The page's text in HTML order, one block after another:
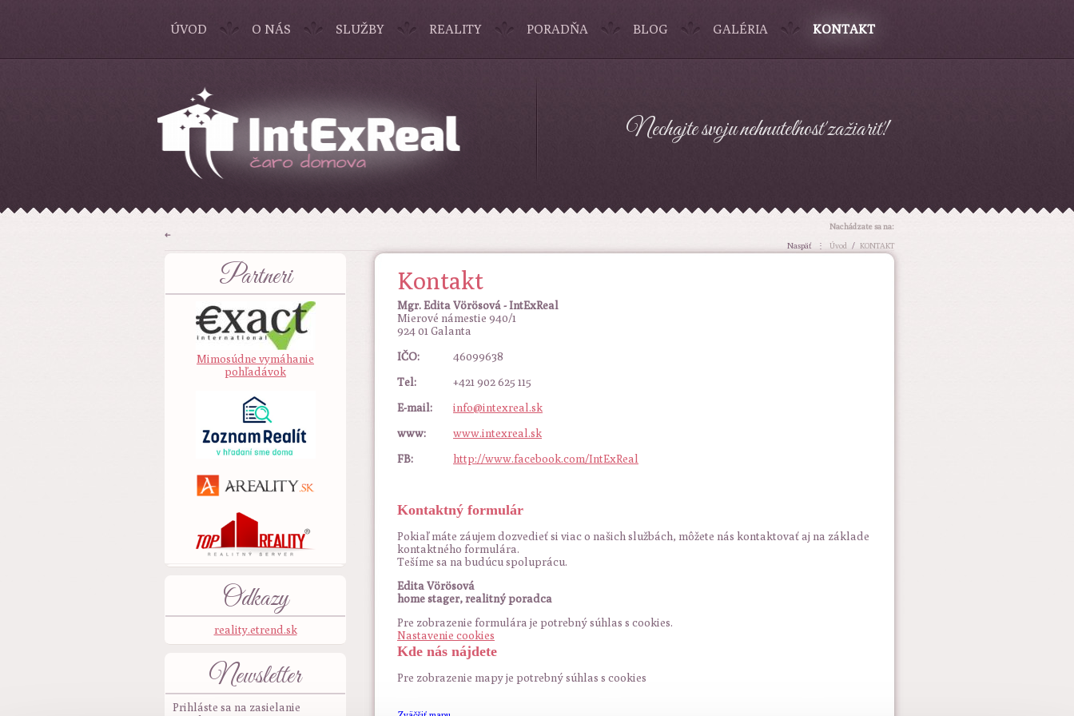
Nachádzate sa na:
➜
Naspäť
⋮ Úvod / KONTAKT
ÚVOD O NÁS SLUŽBY REALITY PORADŇA BLOG GALÉRIA KONTAKT
Nechajte svoju nehnuteľnosť zažiariť!
Partneri
Mimosúdne vymáhanie
pohľadávok
Odkazy
reality.etrend.sk
Newsletter
Prihláste sa na zasielanie
Kontakt
Mgr. Edita Vörösová - IntExReal
Mierové námestie 940/1
924 01 Galanta
IČO:
46099638
Tel:
+421 902 625 115
E-mail:
info@intexreal.sk
www:
www.intexreal.sk
FB:
http://www.facebook.com/IntExReal
Kontaktný formulár
Pokiaľ máte záujem dozvedieť si viac o našich službách, môžete nás kontaktovať aj na základe
kontaktného formulára.
Tešíme sa na budúcu spoluprácu.
Edita Vörösová
home stager, realitný poradca
Pre zobrazenie formulára je potrebný súhlas s cookies.
Nastavenie cookies
Kde nás nájdete
Pre zobrazenie mapy je potrebný súhlas s cookies